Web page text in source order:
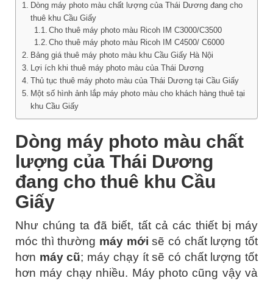
Dòng máy photo màu chất lượng của Thái Dương đang cho
thuê khu Cầu Giấy
Cho thuê máy photo màu Ricoh IM C3000/C3500
Cho thuê máy photo màu Ricoh IM C4500/ C6000
Bảng giá thuê máy photo màu khu Cầu Giấy Hà Nội
Lợi ích khi thuê máy photo màu của Thái Dương
Thủ tục thuê máy photo màu của Thái Dương tại Cầu Giấy
Một số hình ảnh lắp máy photo màu cho khách hàng thuê tại
khu Cầu Giấy
Dòng máy photo màu chất
lượng của Thái Dương
đang cho thuê khu Cầu
Giấy
Như chúng ta đã biết, tất cả các thiết bị máy
móc thì thường máy mới sẽ có chất lượng tốt
hơn máy cũ; máy chạy ít sẽ có chất lượng tốt
hơn máy chạy nhiều. Máy photo cũng vậy và